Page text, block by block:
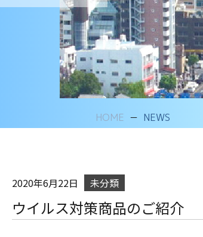
HOME NEWS
2020年6月22日 未分類
ウイルス対策商品のご紹介